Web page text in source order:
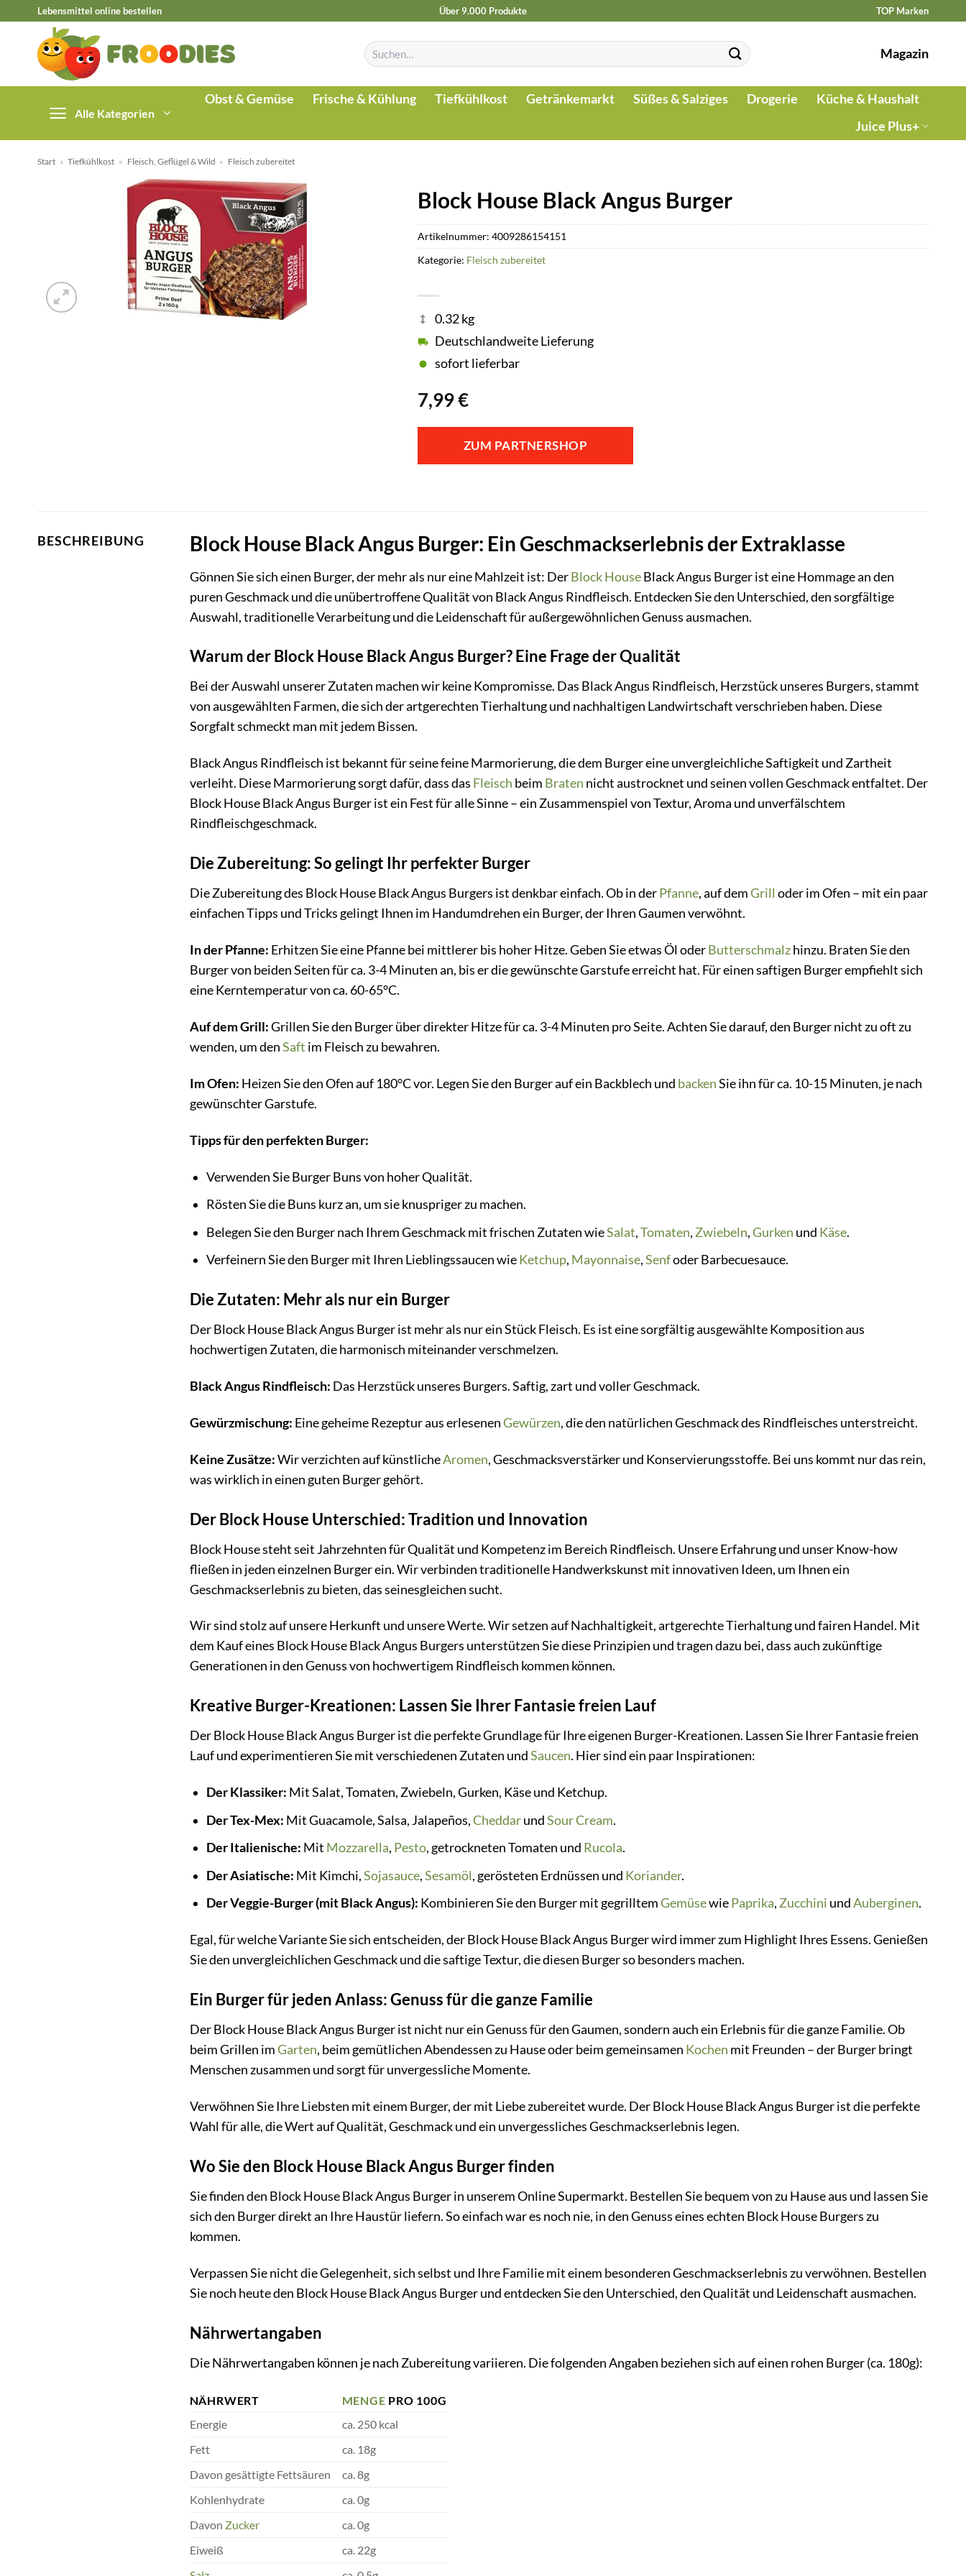
springen
Lebensmittel online bestellen Über 9.000 Produkte TOP Marken
Suchen
nach:
Magazin
Alle Kategorien
Obst & Gemüse Frische & Kühlung Tiefkühlkost Getränkemarkt Süßes & Salziges Drogerie
Küche & Haushalt
Juice Plus+
Start » Tiefkühlkost » Fleisch, Geflügel & Wild » Fleisch zubereitet
Block House Black Angus Burger
7,99€
0.32 kg
Deutschlandweite Lieferung
sofort lieferbar
ZUM PARTNERSHOP
Artikelnummer:4009286154151
Kategorie: Fleisch zubereitet
BESCHREIBUNG Block House Black Angus Burger: Ein Geschmackserlebnis der Extraklasse
Gönnen Sie sich einen Burger, der mehr als nur eine Mahlzeit ist: DerBlock HouseBlack Angus Burger ist eine Hommage an den
puren Geschmack und die unübertroffene Qualität von Black Angus Rindfleisch. Entdecken Sie den Unterschied, den sorgfältige
Auswahl, traditionelle Verarbeitung und die Leidenschaft für außergewöhnlichen Genuss ausmachen.
Warum der Block House Black Angus Burger? Eine Frage der Qualität
Bei der Auswahl unserer Zutaten machen wir keine Kompromisse. Das Black Angus Rindfleisch, Herzstück unseres Burgers, stammt
von ausgewählten Farmen, die sich der artgerechten Tierhaltung und nachhaltigen Landwirtschaft verschrieben haben. Diese
Sorgfalt schmeckt man mit jedem Bissen.
Black Angus Rindfleisch ist bekannt für seine feine Marmorierung, die dem Burger eine unvergleichliche Saftigkeit und Zartheit
verleiht. Diese Marmorierung sorgt dafür, dass das Fleisch beim Braten nicht austrocknet und seinen vollen Geschmack entfaltet. Der
Block House Black Angus Burger ist ein Fest für alle Sinne – ein Zusammenspiel von Textur, Aroma und unverfälschtem
Rindfleischgeschmack.
Die Zubereitung: So gelingt Ihr perfekter Burger
Die Zubereitung des Block House Black Angus Burgers ist denkbar einfach. Ob in derPfanne, auf demGrill oder im Ofen – mit ein paar
einfachen Tipps und Tricks gelingt Ihnen im Handumdrehen ein Burger, der Ihren Gaumen verwöhnt.
In der Pfanne: Erhitzen Sie eine Pfanne bei mittlerer bis hoher Hitze. Geben Sie etwas Öl oderButterschmalzhinzu. Braten Sie den
Burger von beiden Seiten für ca. 3-4 Minuten an, bis er die gewünschte Garstufe erreicht hat. Für einen saftigen Burger empfiehlt sich
eine Kerntemperatur von ca. 60-65°C.
Auf dem Grill:Grillen Sie den Burger über direkter Hitze für ca. 3-4 Minuten pro Seite. Achten Sie darauf, den Burger nicht zu oft zu
wenden, um denSaft im Fleisch zu bewahren.
Im Ofen: Heizen Sie den Ofen auf 180°C vor. Legen Sie den Burger auf ein Backblech und backenSie ihn für ca. 10-15 Minuten, je nach
gewünschter Garstufe.
Tipps für den perfekten Burger:
Verwenden Sie Burger Buns von hoher Qualität.
Rösten Sie die Buns kurz an, um sie knuspriger zu machen.
Belegen Sie den Burger nach Ihrem Geschmack mit frischen Zutaten wieSalat,Tomaten, Zwiebeln,Gurken und Käse.
Verfeinern Sie den Burger mit Ihren Lieblingssaucen wieKetchup, Mayonnaise,Senfoder Barbecuesauce.
Die Zutaten: Mehr als nur ein Burger
Der Block House Black Angus Burger ist mehr als nur ein Stück Fleisch. Es ist eine sorgfältig ausgewählte Komposition aus
hochwertigen Zutaten, die harmonisch miteinander verschmelzen.
Black Angus Rindfleisch: Das Herzstück unseres Burgers. Saftig, zart und voller Geschmack.
Gewürzmischung: Eine geheime Rezeptur aus erlesenenGewürzen, die den natürlichen Geschmack des Rindfleisches unterstreicht.
Keine Zusätze:Wir verzichten auf künstlicheAromen, Geschmacksverstärker und Konservierungsstoffe. Bei uns kommt nur das rein,
was wirklich in einen guten Burger gehört.
Der Block House Unterschied: Tradition und Innovation
Block House steht seit Jahrzehnten für Qualität und Kompetenz im Bereich Rindfleisch. Unsere Erfahrung und unser Know-how
fließen in jeden einzelnen Burger ein. Wir verbinden traditionelle Handwerkskunst mit innovativen Ideen, um Ihnen ein
Geschmackserlebnis zu bieten, das seinesgleichen sucht.
Wir sind stolz auf unsere Herkunft und unsere Werte. Wir setzen auf Nachhaltigkeit, artgerechte Tierhaltung und fairen Handel. Mit
dem Kauf eines Block House Black Angus Burgers unterstützen Sie diese Prinzipien und tragen dazu bei, dass auch zukünftige
Generationen in den Genuss von hochwertigem Rindfleisch kommen können.
Kreative Burger-Kreationen: Lassen Sie Ihrer Fantasie freien Lauf
Der Block House Black Angus Burger ist die perfekte Grundlage für Ihre eigenen Burger-Kreationen. Lassen Sie Ihrer Fantasie freien
Lauf und experimentieren Sie mit verschiedenen Zutaten undSaucen. Hier sind ein paar Inspirationen:
Der Klassiker: Mit Salat, Tomaten, Zwiebeln, Gurken, Käse und Ketchup.
Der Tex-Mex: Mit Guacamole, Salsa, Jalapeños,CheddarundSour Cream.
Der Italienische: Mit Mozzarella, Pesto, getrockneten Tomaten und Rucola.
Der Asiatische: Mit Kimchi,Sojasauce,Sesamöl, gerösteten Erdnüssen und Koriander.
Der Veggie-Burger (mit Black Angus): Kombinieren Sie den Burger mit gegrilltemGemüsewiePaprika,Zucchini undAuberginen.
Egal, für welche Variante Sie sich entscheiden, der Block House Black Angus Burger wird immer zum Highlight Ihres Essens. Genießen
Sie den unvergleichlichen Geschmack und die saftige Textur, die diesen Burger so besonders machen.
Ein Burger für jeden Anlass: Genuss für die ganze Familie
Der Block House Black Angus Burger ist nicht nur ein Genuss für den Gaumen, sondern auch ein Erlebnis für die ganze Familie. Ob
beim Grillen imGarten, beim gemütlichen Abendessen zu Hause oder beim gemeinsamen Kochen mit Freunden – der Burger bringt
Menschen zusammen und sorgt für unvergessliche Momente.
Verwöhnen Sie Ihre Liebsten mit einem Burger, der mit Liebe zubereitet wurde. Der Block House Black Angus Burger ist die perfekte
Wahl für alle, die Wert auf Qualität, Geschmack und ein unvergessliches Geschmackserlebnis legen.
Wo Sie den Block House Black Angus Burger finden
Sie finden den Block House Black Angus Burger in unserem Online Supermarkt. Bestellen Sie bequem von zu Hause aus und lassen Sie
sich den Burger direkt an Ihre Haustür liefern. So einfach war es noch nie, in den Genuss eines echten Block House Burgers zu
kommen.
Verpassen Sie nicht die Gelegenheit, sich selbst und Ihre Familie mit einem besonderen Geschmackserlebnis zu verwöhnen. Bestellen
Sie noch heute den Block House Black Angus Burger und entdecken Sie den Unterschied, den Qualität und Leidenschaft ausmachen.
Nährwertangaben
Die Nährwertangaben können je nach Zubereitung variieren. Die folgenden Angaben beziehen sich auf einen rohen Burger (ca. 180g):
NÄHRWERT MENGE PRO 100G
Energie
ca. 250 kcal
Fett
ca. 18g
Davon gesättigte Fettsäuren
ca. 8g
Kohlenhydrate
ca. 0g
Davon Zucker
ca. 0g
Eiweiß
ca. 22g